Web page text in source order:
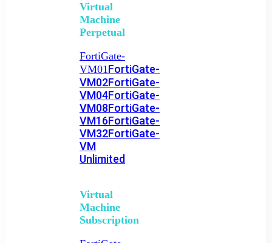
Virtual
Machine
Perpetual
FortiGate-
VM01FortiGate-
VM02FortiGate-
VM04FortiGate-
VM08FortiGate-
VM16FortiGate-
VM32FortiGate-
VM
Unlimited
Virtual
Machine
Subscription